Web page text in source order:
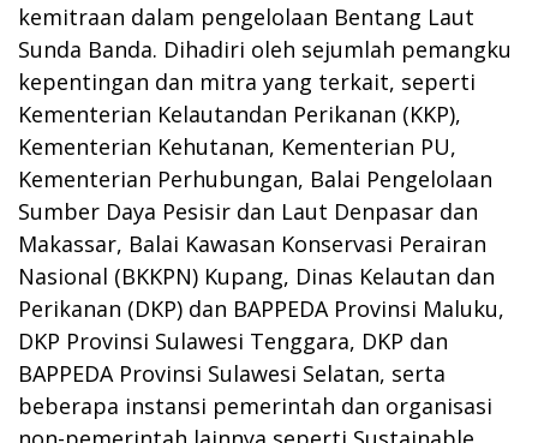
kemitraan dalam pengelolaan Bentang Laut
Sunda Banda. Dihadiri oleh sejumlah pemangku
kepentingan dan mitra yang terkait, seperti
Kementerian Kelautandan Perikanan (KKP),
Kementerian Kehutanan, Kementerian PU,
Kementerian Perhubungan, Balai Pengelolaan
Sumber Daya Pesisir dan Laut Denpasar dan
Makassar, Balai Kawasan Konservasi Perairan
Nasional (BKKPN) Kupang, Dinas Kelautan dan
Perikanan (DKP) dan BAPPEDA Provinsi Maluku,
DKP Provinsi Sulawesi Tenggara, DKP dan
BAPPEDA Provinsi Sulawesi Selatan, serta
beberapa instansi pemerintah dan organisasi